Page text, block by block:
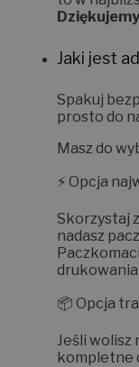
Jaki jest
Spakuj
prosto do
Masz do
⚡ Opcja
Skorzystaj
nadasz
📦 Opcja
Jeśli wolisz
kompletne